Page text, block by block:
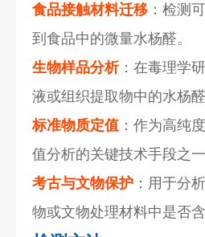
食品接触材料迁移 ：检测
到食品中的微量水杨醛。
生物样品分析：在毒理学
液或组织提取物中的水杨
标准物质定值 ：作为高纯
值分析的关键技术手段之一
考古与文物保护 ：用于分
物或文物处理材料中是否